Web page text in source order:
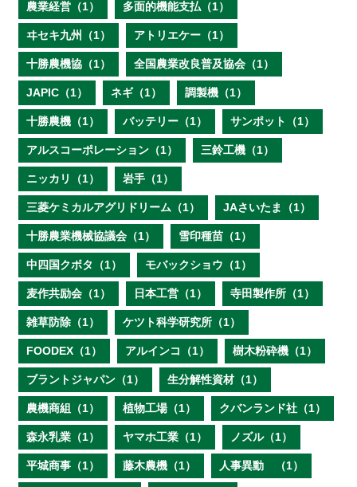
農業経営（1） 多面的機能支払（1）
ヰセキ九州（1） アトリエケー（1）
十勝農機協（1） 全国農業改良普及協会（1）
JAPIC（1） ネギ（1） 調製機（1）
十勝農機（1） バッテリー（1） サンポット（1）
アルスコーポレーション（1） 三鈴工機（1）
ニッカリ（1） 岩手（1）
三菱ケミカルアグリドリーム（1） JAさいたま（1）
十勝農業機械協議会（1） 雪印種苗（1）
中四国クボタ（1） モバックショウ（1）
麦作共励会（1） 日本工営（1） 寺田製作所（1）
雑草防除（1） ケツト科学研究所（1）
FOODEX（1） アルインコ（1） 樹木粉砕機（1）
ブラントジャパン（1） 生分解性資材（1）
農機商組（1） 植物工場（1） クバンランド社（1）
森永乳業（1） ヤマホ工業（1） ノズル（1）
平城商事（1） 藤木農機（1） 人事異動 （1）